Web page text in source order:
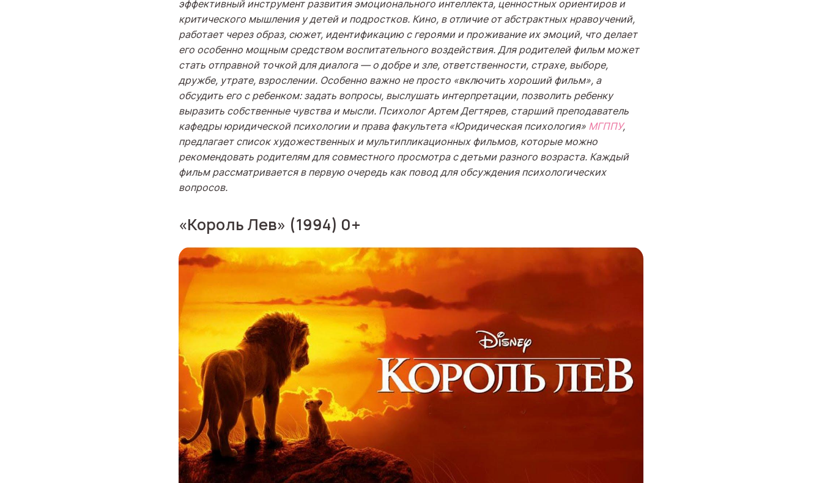
эффективный инструмент развития эмоционального интеллекта, ценностных ориентиров и
критического мышления у детей и подростков. Кино, в отличие от абстрактных нравоучений,
работает через образ, сюжет, идентификацию с героями и проживание их эмоций, что делает
его особенно мощным средством воспитательного воздействия.Для родителей фильм может
стать отправной точкой для диалога—о добре и зле, ответственности, страхе, выборе,
дружбе, утрате, взрослении. Особенно важно не просто «включить хороший фильм», а
обсудить его с ребенком: задать вопросы, выслушать интерпретации, позволить ребенку
выразить собственные чувства и мысли. Психолог Артем Дегтярев, старший преподаватель
кафедры юридической психологии и права факультета «Юридическая психология» МГППУ,
предлагает список художественных и мультипликационных фильмов, которые можно
рекомендовать родителямдля совместного просмотра с детьми разного возраста. Каждый
фильм рассматривается в первую очередь как повод дляобсужденияпсихологических
вопросов.
«Король Лев» (1994) 0+